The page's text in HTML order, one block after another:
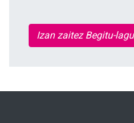
Izan zaitez Begitu-